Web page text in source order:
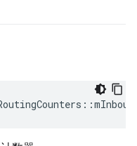
::